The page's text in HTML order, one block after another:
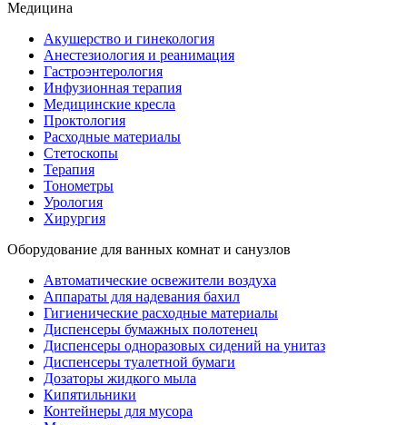
Медицина
Акушерство и гинекология
Анестезиология и реанимация
Гастроэнтерология
Инфузионная терапия
Медицинские кресла
Проктология
Расходные материалы
Стетоскопы
Терапия
Тонометры
Урология
Хирургия
Оборудование для ванных комнат и санузлов
Автоматические освежители воздуха
Аппараты для надевания бахил
Гигиенические расходные материалы
Диспенсеры бумажных полотенец
Диспенсеры одноразовых сидений на унитаз
Диспенсеры туалетной бумаги
Дозаторы жидкого мыла
Кипятильники
Контейнеры для мусора